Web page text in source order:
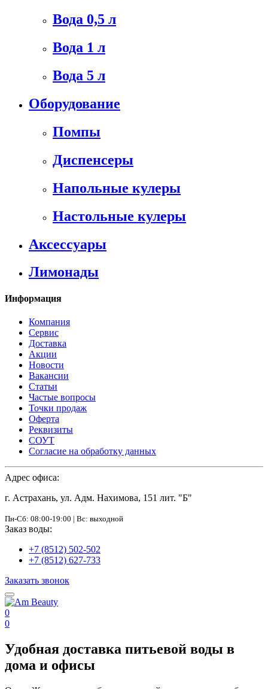
Вода 0,5 л
Вода 1 л
Вода 5 л
Оборудование
Помпы
Диспенсеры
Напольные кулеры
Настольные кулеры
Аксессуары
Лимонады
Информация
Компания
Сервис
Доставка
Акции
Новости
Вакансии
Статьи
Частые вопросы
Точки продаж
Оферта
Реквизиты
СОУТ
Согласие на обработку данных
Адрес офиса:
г. Астрахань, ул. Адм. Нахимова, 151 лит. "Б"
Пн-Сб: 08:00-19:00 | Вс: выходной
Заказ воды:
+7 (8512) 502-502
+7 (8512) 627-733
Заказать звонок
0
0
Удобная доставка питьевой воды в
дома и офисы